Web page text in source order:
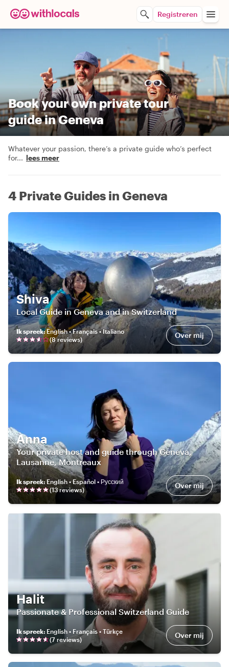
Registreren
Book your own private tour
guide in Geneva
Whatever your passion, there’s a private guide who’s perfect
for... lees meer
4 Private Guides in Geneva
Shiva
Local Guide in Geneva and in Switzerland
Ik spreek:English • Français • Italiano
(8reviews) Over mij
Anna
Your private host and guide through Geneva,
Lausanne, Montreaux
Ik spreek: English • Español • Русский
(13reviews) Over mij
Halit
Passionate & Professional Switzerland Guide
Ik spreek: English • Français • Türkçe
(7 reviews) Over mij